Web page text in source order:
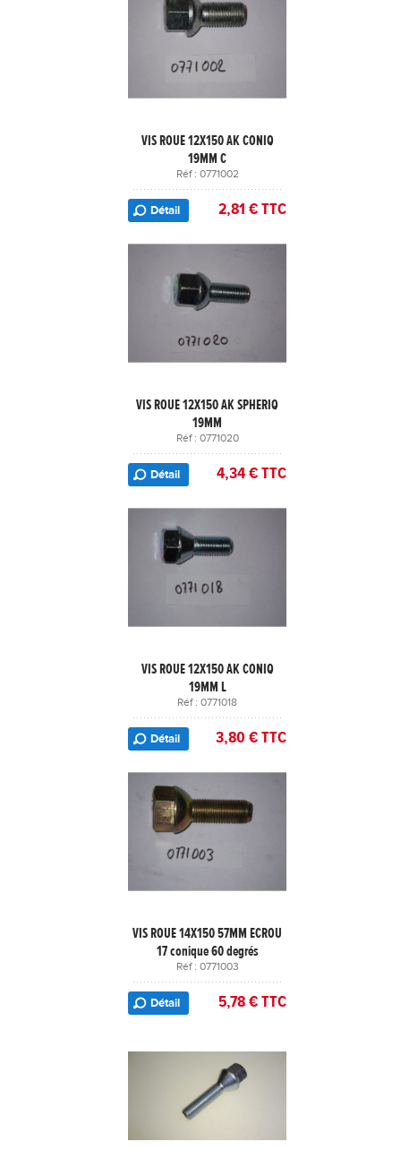
VIS ROUE 12X150 AK CONIQ
19MM C
Réf : 0771002
Détail 2,81 € TTC
VIS ROUE 12X150 AK SPHERIQ
19MM
Réf : 0771020
Détail 4,34 € TTC
VIS ROUE 12X150 AK CONIQ
19MM L
Réf : 0771018
Détail 3,80 € TTC
VIS ROUE 14X150 57MM ECROU
17 conique 60 degrés
Réf : 0771003
Détail 5,78 € TTC